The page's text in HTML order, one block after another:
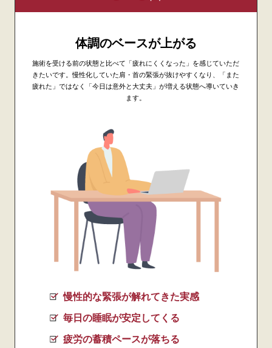
体調のベースが上がる
施術を受ける前の状態と比べて「疲れにくくなった」を感じていただ
きたいです。慢性化していた肩・首の緊張が抜けやすくなり、「また
疲れた」ではなく「今日は意外と大丈夫」が増える状態へ導いていき
ます。
慢性的な緊張が解れてきた実感
毎日の睡眠が安定してくる
疲労の蓄積ペースが落ちる